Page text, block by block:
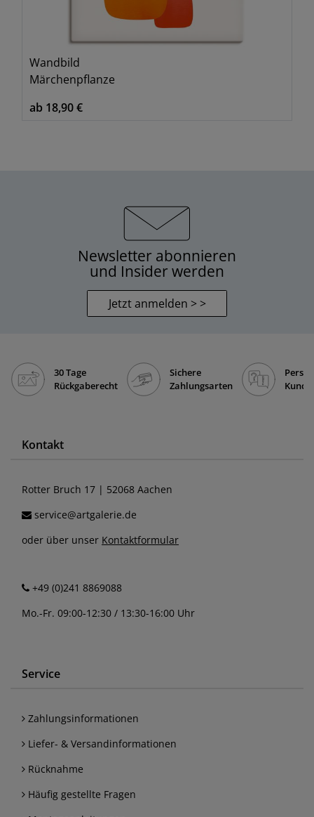
Wandbild
Märchenpflanze
ab 18,90 €
Newsletter abonnieren
und Insider werden
Jetzt anmelden > >
30 Tage
Rückgaberecht
Sichere
Zahlungsarten
Kontakt
Rotter Bruch 17 | 52068 Aachen
service@artgalerie.de
oder über unser Kontaktformular
+49 (0)241 8869088
Mo.-Fr. 09:00-12:30 / 13:30-16:00 Uhr
Service
Zahlungsinformationen
Liefer- & Versandinformationen
Rücknahme
Häufig gestellte Fragen